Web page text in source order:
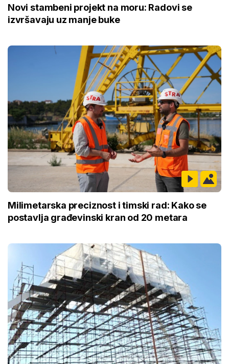
Novi stambeni projekt na moru: Radovi se
izvršavaju uz manje buke
Milimetarska preciznost i timski rad: Kako se
postavlja građevinski kran od 20 metara